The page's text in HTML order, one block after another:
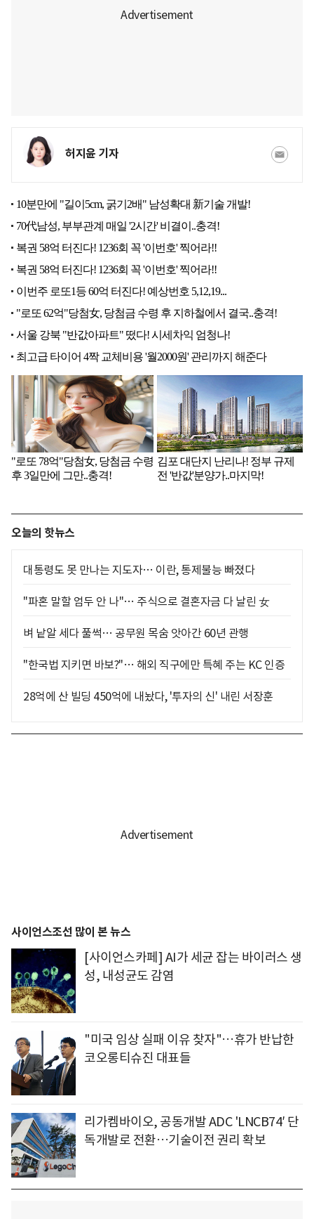
허지윤 기자
오늘의 핫뉴스
대통령도 못 만나는 지도자… 이란, 통제불능 빠졌다
"파혼 말할 엄두 안 나"… 주식으로 결혼자금 다 날린 女
벼 낱알 세다 풀썩… 공무원 목숨 앗아간 60년 관행
"한국법 지키면 바보?"… 해외 직구에만 특혜 주는 KC 인증
28억에 산 빌딩 450억에 내놨다, '투자의 신' 내린 서장훈
사이언스조선 많이 본 뉴스
[사이언스카페] AI가 세균 잡는 바이러스 생
성, 내성균도 감염
"미국 임상 실패 이유 찾자"…휴가 반납한
코오롱티슈진 대표들
리가켐바이오, 공동개발 ADC 'LNCB74′ 단
독개발로 전환…기술이전 권리 확보